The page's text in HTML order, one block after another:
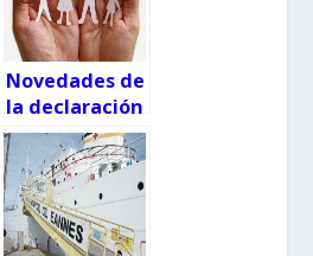
Novedades de
la declaración
de la renta
para las
familias en
2026